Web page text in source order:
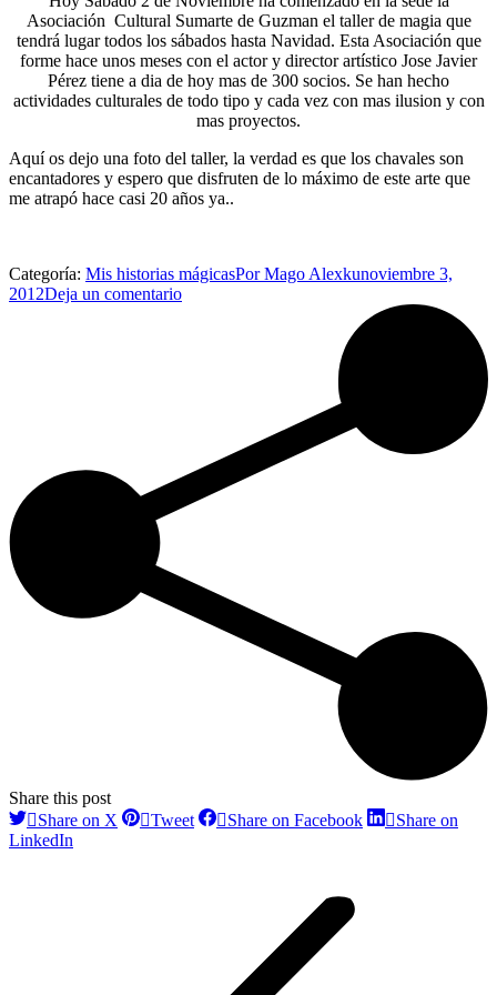
Asociación Cultural Sumarte de Guzman el taller de magia que
tendrá lugar todos los sábados hasta Navidad. Esta Asociación que
forme hace unos meses con el actor y director artístico Jose Javier
Pérez tiene a dia de hoy mas de 300 socios. Se han hecho
actividades culturales de todo tipo y cada vez con mas ilusion y con
mas proyectos.
Aquí os dejo una foto del taller, la verdad es que los chavales son
encantadores y espero que disfruten de lo máximo de este arte que
me atrapó hace casi 20 años ya..
Categoría: Mis historias mágicasPorMago Alexkunoviembre 3,
2012Deja un comentario
Share this post
Share on X ShareTweetShareShare on FacebookShareShare on
LinkedIn